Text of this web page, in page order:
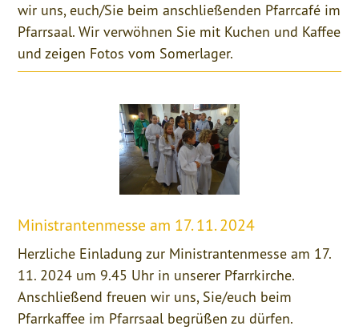
wir uns, euch/Sie beim anschließenden Pfarrcafé im
Pfarrsaal. Wir verwöhnen Sie mit Kuchen und Kaffee
und zeigen Fotos vom Somerlager.
Ministrantenmesse am 17. 11. 2024
Herzliche Einladung zur Ministrantenmesse am 17.
11. 2024 um 9.45 Uhr in unserer Pfarrkirche.
Anschließend freuen wir uns, Sie/euch beim
Pfarrkaffee im Pfarrsaal begrüßen zu dürfen.